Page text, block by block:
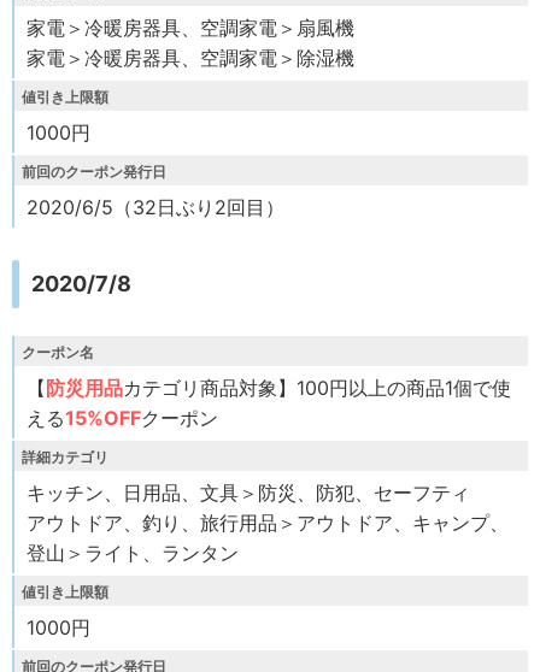
家電＞冷暖房器具、空調家電＞扇風機
家電＞冷暖房器具、空調家電＞除湿機
値引き上限額
1000円
前回のクーポン発行日
2020/6/5（32日ぶり2回目）
2020/7/8
クーポン名
【防災用品カテゴリ商品対象】100円以上の商品1個で使
える15%OFFクーポン
詳細カテゴリ
キッチン、日用品、文具＞防災、防犯、セーフティ
アウトドア、釣り、旅行用品＞アウトドア、キャンプ、
登山＞ライト、ランタン
値引き上限額
1000円
前回のクーポン発行日